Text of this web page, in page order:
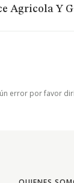
Agricola Y
error por favor